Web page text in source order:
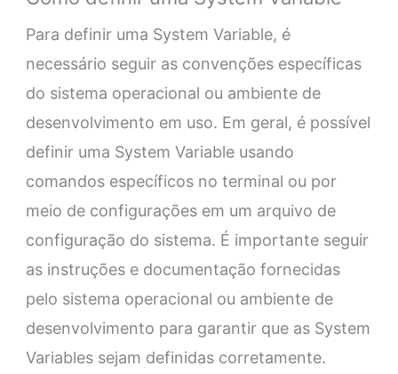
Para definir uma System Variable, é
necessário seguir as convenções específicas
do sistema operacional ou ambiente de
desenvolvimento em uso. Em geral, é possível
definir uma System Variable usando
comandos específicos no terminal ou por
meio de configurações em um arquivo de
configuração do sistema. É importante seguir
as instruções e documentação fornecidas
pelo sistema operacional ou ambiente de
desenvolvimento para garantir que as System
Variables sejam definidas corretamente.